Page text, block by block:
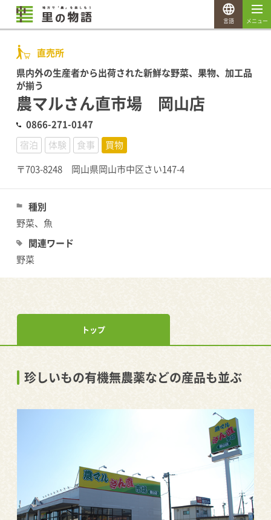
直売所
県内外の生産者から出荷された新鮮な野菜、果物、加工品
が揃う
農マルさん直市場 岡山店
0866-271-0147
宿泊
体験 食事
買物
〒703-8248 岡山県岡山市中区さい147-4
種別
野菜、魚
関連ワード
野菜
トップ
珍しいもの有機無農薬などの産品も並ぶ
メニュー
言語